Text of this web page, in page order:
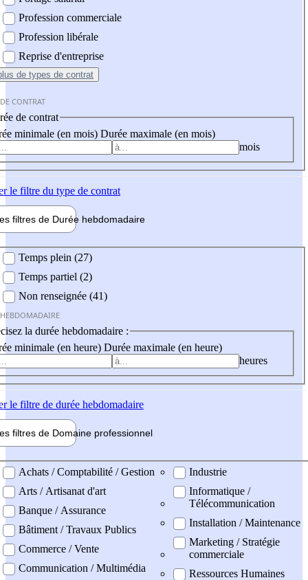
Profession commerciale
Profession libérale
Reprise d'entreprise
de types de contrat
CONTRAT
de contrat
minimale (en mois) Durée maximale (en mois)
mois
le filtre du type de contrat
filtres de Durée hebdomadaire
Temps plein (27)
Temps partiel (2)
Non renseignée (41)
la durée hebdomadaire :
minimale (en heure) Durée maximale (en heure)
heures
le filtre de durée hebdomadaire
filtres de Domaine professionnel
professionel
Achats / Comptabilité / Gestion
Arts / Artisanat d'art
Banque / Assurance
Bâtiment / Travaux Publics
Commerce / Vente
Communication / Multimédia
Industrie
Informatique /
Télécommunication
Installation / Maintenance
Marketing / Stratégie
commerciale
Ressources Humaines